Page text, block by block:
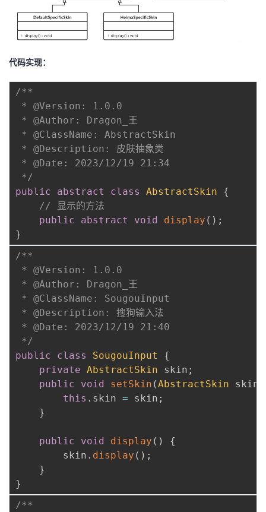
证
实
验
的
收
藏
持
建
议
代码实现：
/**
* @Version: 1.0.0
* @Author: Dragon_王
* @ClassName: AbstractSkin
* @Description: 皮肤抽象类
* @Date: 2023/12/19 21:34
*/
public
abstract class AbstractSkin
{
// 显示的方法
public
abstract void display ( ) ;
}
/**
* @Version: 1.0.0
* @Author: Dragon_王
* @ClassName: SougouInput
* @Description: 搜狗输入法
* @Date: 2023/12/19 21:40
*/
public
class SougouInput
{
private AbstractSkin skin ;
public
void setSkin (AbstractSkin skin
this . skin = skin ;
}
public void display ( )
{
        skin
. display ( ) ;
}
}
/**